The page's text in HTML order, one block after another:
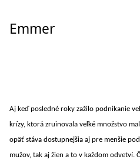
Content
Emmer
Aj keď posledné roky zažilo podnikanie
krízy, ktorá zruinovala veľké množstvo
opäť stáva dostupnejšia aj pre menšie
mužov, tak aj žien a to v každom odvetví.